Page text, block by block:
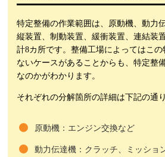
特定整備の作業範囲は、原動機、動力
縦装置、制動装置、緩衝装置、連結装
計8カ所です。整備工場によってはこ
ないケースがあることからも、特定整
なのかがわかります。
それぞれの分解箇所の詳細は下記の通
原動機：エンジン交換など
動力伝達機：クラッチ、ミッショ